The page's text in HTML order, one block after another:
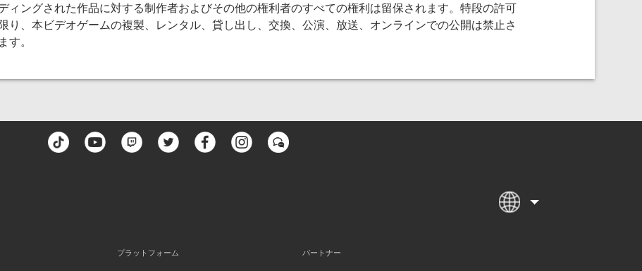
ィングされた作品に対する制作者およびその他の権利者のすべての権利は留保されます。特段の許可
り、本ビデオゲームの複製、レンタル、貸し出し、交換、公演、放送、オンラインでの公開は禁止さ
す。
プラットフォーム パートナー